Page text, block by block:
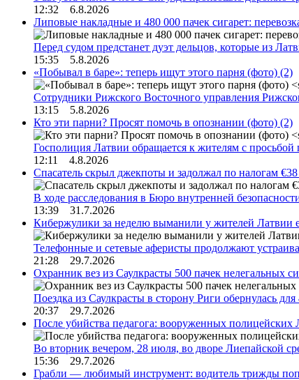
12:32 6.8.2026
Липовые накладные и 480 000 пачек сигарет:
Перед судом предстанет дуэт дельцов, которые из
15:35 5.8.2026
«Побывал в баре»: теперь ищут этого парня (фото) (2)
Сотрудники Рижского Восточного управления
13:15 5.8.2026
Кто эти парни? Просят помочь в опознании (фото) (2)
Госполиция Латвии обращается к жителям с
12:11 4.8.2026
Спасатель скрыл джекпоты и задолжал по налогам
В ходе расследования в Бюро внутренней
13:39 31.7.2026
Кибержулики за неделю выманили у жителей Латвии
Телефонные и сетевые аферисты продолжают
21:28 29.7.2026
Охранник вез из Саулкрасты 500 пачек нелегальных
Поездка из Саулкрасты в сторону Риги обернулась
20:37 29.7.2026
После убийства педагога: вооруженных полицейских
Во вторник вечером, 28 июля, во дворе Лиепайской
15:36 29.7.2026
Грабли — любимый инструмент: водитель трижды